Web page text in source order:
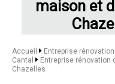
maison et
Accueil
Entreprise
Cantal
Entreprise rénovation
Chazelles